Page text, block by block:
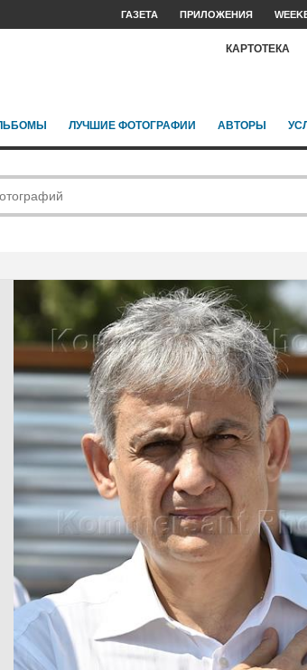
ГАЗЕТА ПРИЛОЖЕНИЯ
КАРТОТЕКА
ЛУЧШИЕ ФОТОГРАФИИ АВТОРЫ